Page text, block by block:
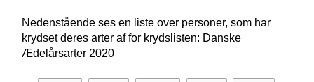
Nedenstående ses en liste over personer, som har
krydset deres arter af for krydslisten: Danske
Ædelårsarter 2020